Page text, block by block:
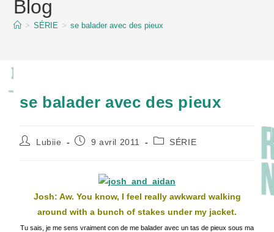
contentBlog
> SÉRIE > se balader avec des pieux
se balader avec des pieux
Auteur/autrice
Lubiie
Publication
9 avril 2011
PostSÉRIE
Josh: Aw. You know, I feel really awkward walking
around with a bunch of stakes under my jacket.
Tu sais, je me sens vraiment con de me balader avec un tas de pieux sous ma